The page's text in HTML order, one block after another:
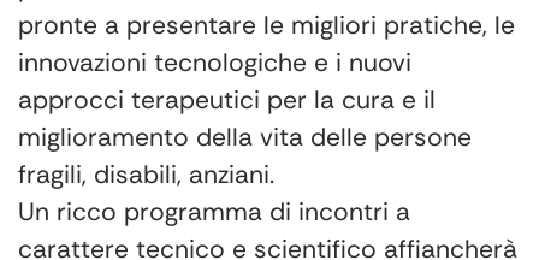
pronte a presentare le migliori pratiche, le
innovazioni tecnologiche e i nuovi
approcci terapeutici per la cura e il
miglioramento della vita delle persone
fragili, disabili, anziani.
Un ricco programma di incontri a
carattere tecnico e scientifico affiancherà